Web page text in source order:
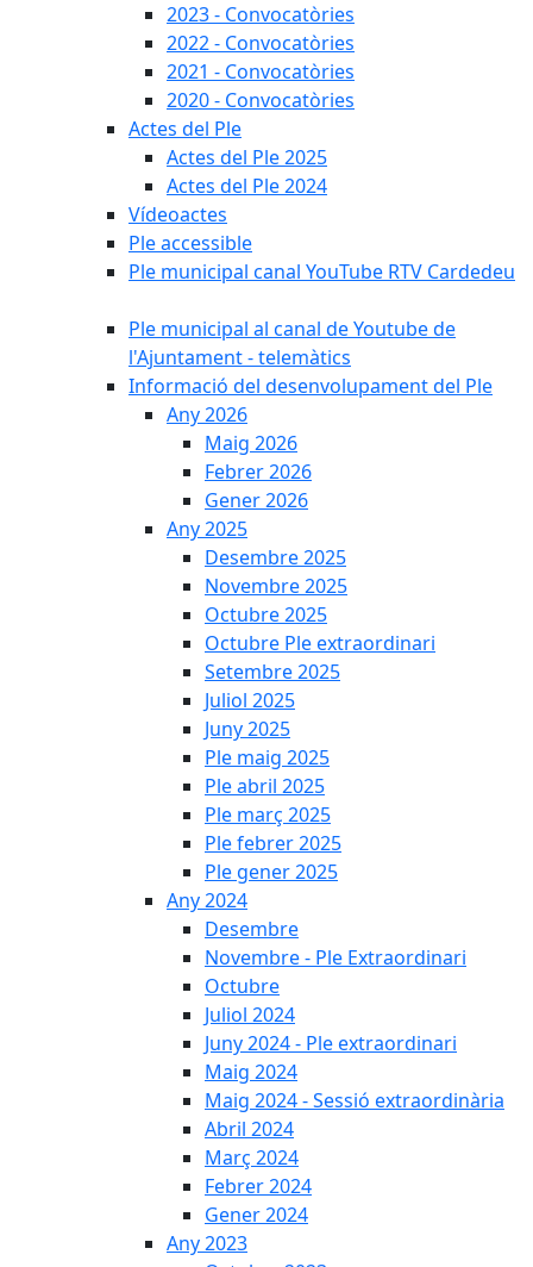
2023 - Convocatòries
2022 - Convocatòries
2021 - Convocatòries
2020 - Convocatòries
Actes del Ple
Actes del Ple 2025
Actes del Ple 2024
Vídeoactes
Ple accessible
Ple municipal canal YouTube RTV Cardedeu
Ple municipal al canal de Youtube de
l'Ajuntament - telemàtics
Informació del desenvolupament del Ple
Any 2026
Maig 2026
Febrer 2026
Gener 2026
Any 2025
Desembre 2025
Novembre 2025
Octubre 2025
Octubre Ple extraordinari
Setembre 2025
Juliol 2025
Juny 2025
Ple maig 2025
Ple abril 2025
Ple març 2025
Ple febrer 2025
Ple gener 2025
Any 2024
Desembre
Novembre - Ple Extraordinari
Octubre
Juliol 2024
Juny 2024 - Ple extraordinari
Maig 2024
Maig 2024 - Sessió extraordinària
Abril 2024
Març 2024
Febrer 2024
Gener 2024
Any 2023